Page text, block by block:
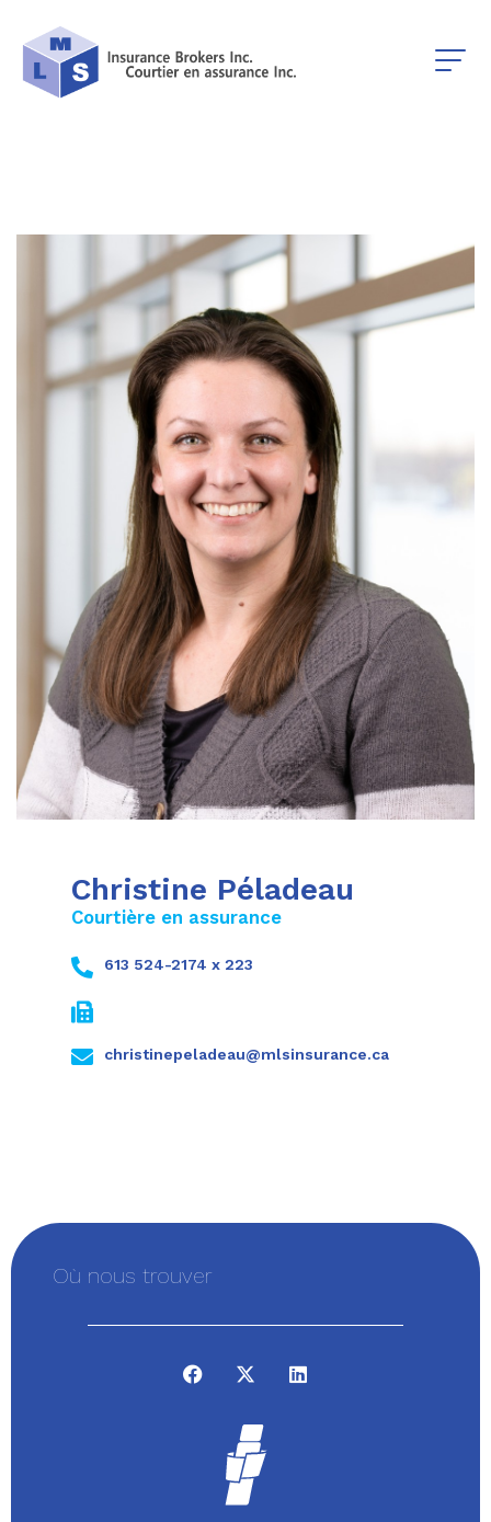
Christine Péladeau
Courtière en assurance
613 524-2174 x 223
christinepeladeau@mlsinsurance.ca
Où nous trouver